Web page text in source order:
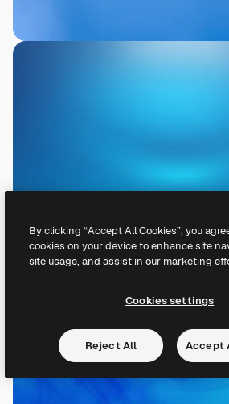
By clicking “Accept All Cookies”, you
cookies on your device to enhance site
site usage, and assist in our marketing
Cookies settings
Reject All Accept